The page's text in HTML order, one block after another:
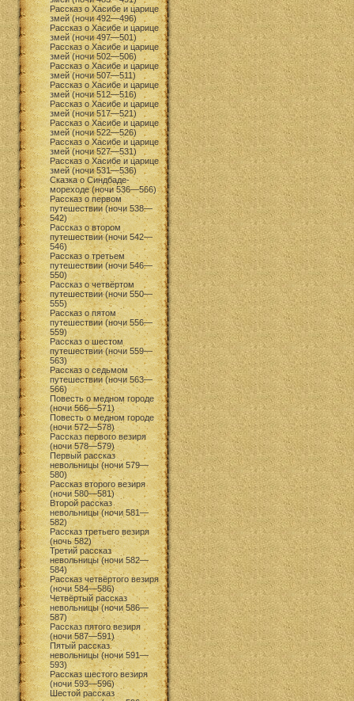
Рассказ о Хасибе и царице
змей (ночи 492—496)
Рассказ о Хасибе и царице
змей (ночи 497—501)
Рассказ о Хасибе и царице
змей (ночи 502—506)
Рассказ о Хасибе и царице
змей (ночи 507—511)
Рассказ о Хасибе и царице
змей (ночи 512—516)
Рассказ о Хасибе и царице
змей (ночи 517—521)
Рассказ о Хасибе и царице
змей (ночи 522—526)
Рассказ о Хасибе и царице
змей (ночи 527—531)
Рассказ о Хасибе и царице
змей (ночи 531—536)
Сказка о Синдбаде-
мореходе (ночи 536—566)
Рассказ о первом
путешествии (ночи 538—
542)
Рассказ о втором
путешествии (ночи 542—
546)
Рассказ о третьем
путешествии (ночи 546—
550)
Рассказ о четвёртом
путешествии (ночи 550—
555)
Рассказ о пятом
путешествии (ночи 556—
559)
Рассказ о шестом
путешествии (ночи 559—
563)
Рассказ о седьмом
путешествии (ночи 563—
566)
Повесть о медном городе
(ночи 566—571)
Повесть о медном городе
(ночи 572—578)
Рассказ первого везиря
(ночи 578—579)
Первый рассказ
невольницы (ночи 579—
580)
Рассказ второго везиря
(ночи 580—581)
Второй рассказ
невольницы (ночи 581—
582)
Рассказ третьего везиря
(ночь 582)
Третий рассказ
невольницы (ночи 582—
584)
Рассказ четвёртого везиря
(ночи 584—586)
Четвёртый рассказ
невольницы (ночи 586—
587)
Рассказ пятого везиря
(ночи 587—591)
Пятый рассказ
невольницы (ночи 591—
593)
Рассказ шестого везиря
(ночи 593—596)
Шестой рассказ